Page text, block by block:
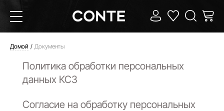
Домой Документы
Политика обработки персональных
данных КСЗ
Согласие на обработку персональных